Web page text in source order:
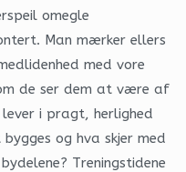
omegle
Man mærker ellers
med vore
de ser dem at være af
lever i pragt, herlighed
og hva skjer med
Tre­nings­ti­de­ne